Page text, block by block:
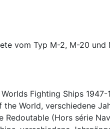
vom Typ M-2, M-20
Fighting Ships 1947-
the World, verschiedene
Redoutable (Hors série